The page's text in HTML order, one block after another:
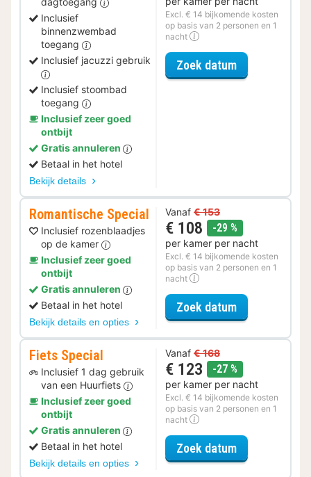
Inclusief
binnenzwembad
toegang
Inclusief jacuzzi gebruik
Inclusief stoombad
toegang
Inclusief zeer goed
ontbijt
Gratis annuleren
Betaal in het hotel
Bekijk details
Excl. € 14 bijkomende kosten
op basis van 2 personen en 1
nacht
Zoek datumvoor Relax
Romantische Special
Inclusief rozenblaadjes
op de kamer
Inclusief zeer goed
ontbijt
Gratis annuleren
Betaal in het hotel
Bekijk details en opties
Vanaf € 153
€ 108 -29 %
per kamer per nacht
Excl. € 14 bijkomende kosten
op basis van 2 personen en 1
nacht
Zoek datumvoor
Fiets Special
Inclusief 1 dag gebruik
van een Huurfiets
Inclusief zeer goed
ontbijt
Gratis annuleren
Betaal in het hotel
Bekijk details en opties
Vanaf € 168
€ 123 -27 %
per kamer per nacht
Excl. € 14 bijkomende kosten
op basis van 2 personen en 1
nacht
Zoek datumvoor Fiets